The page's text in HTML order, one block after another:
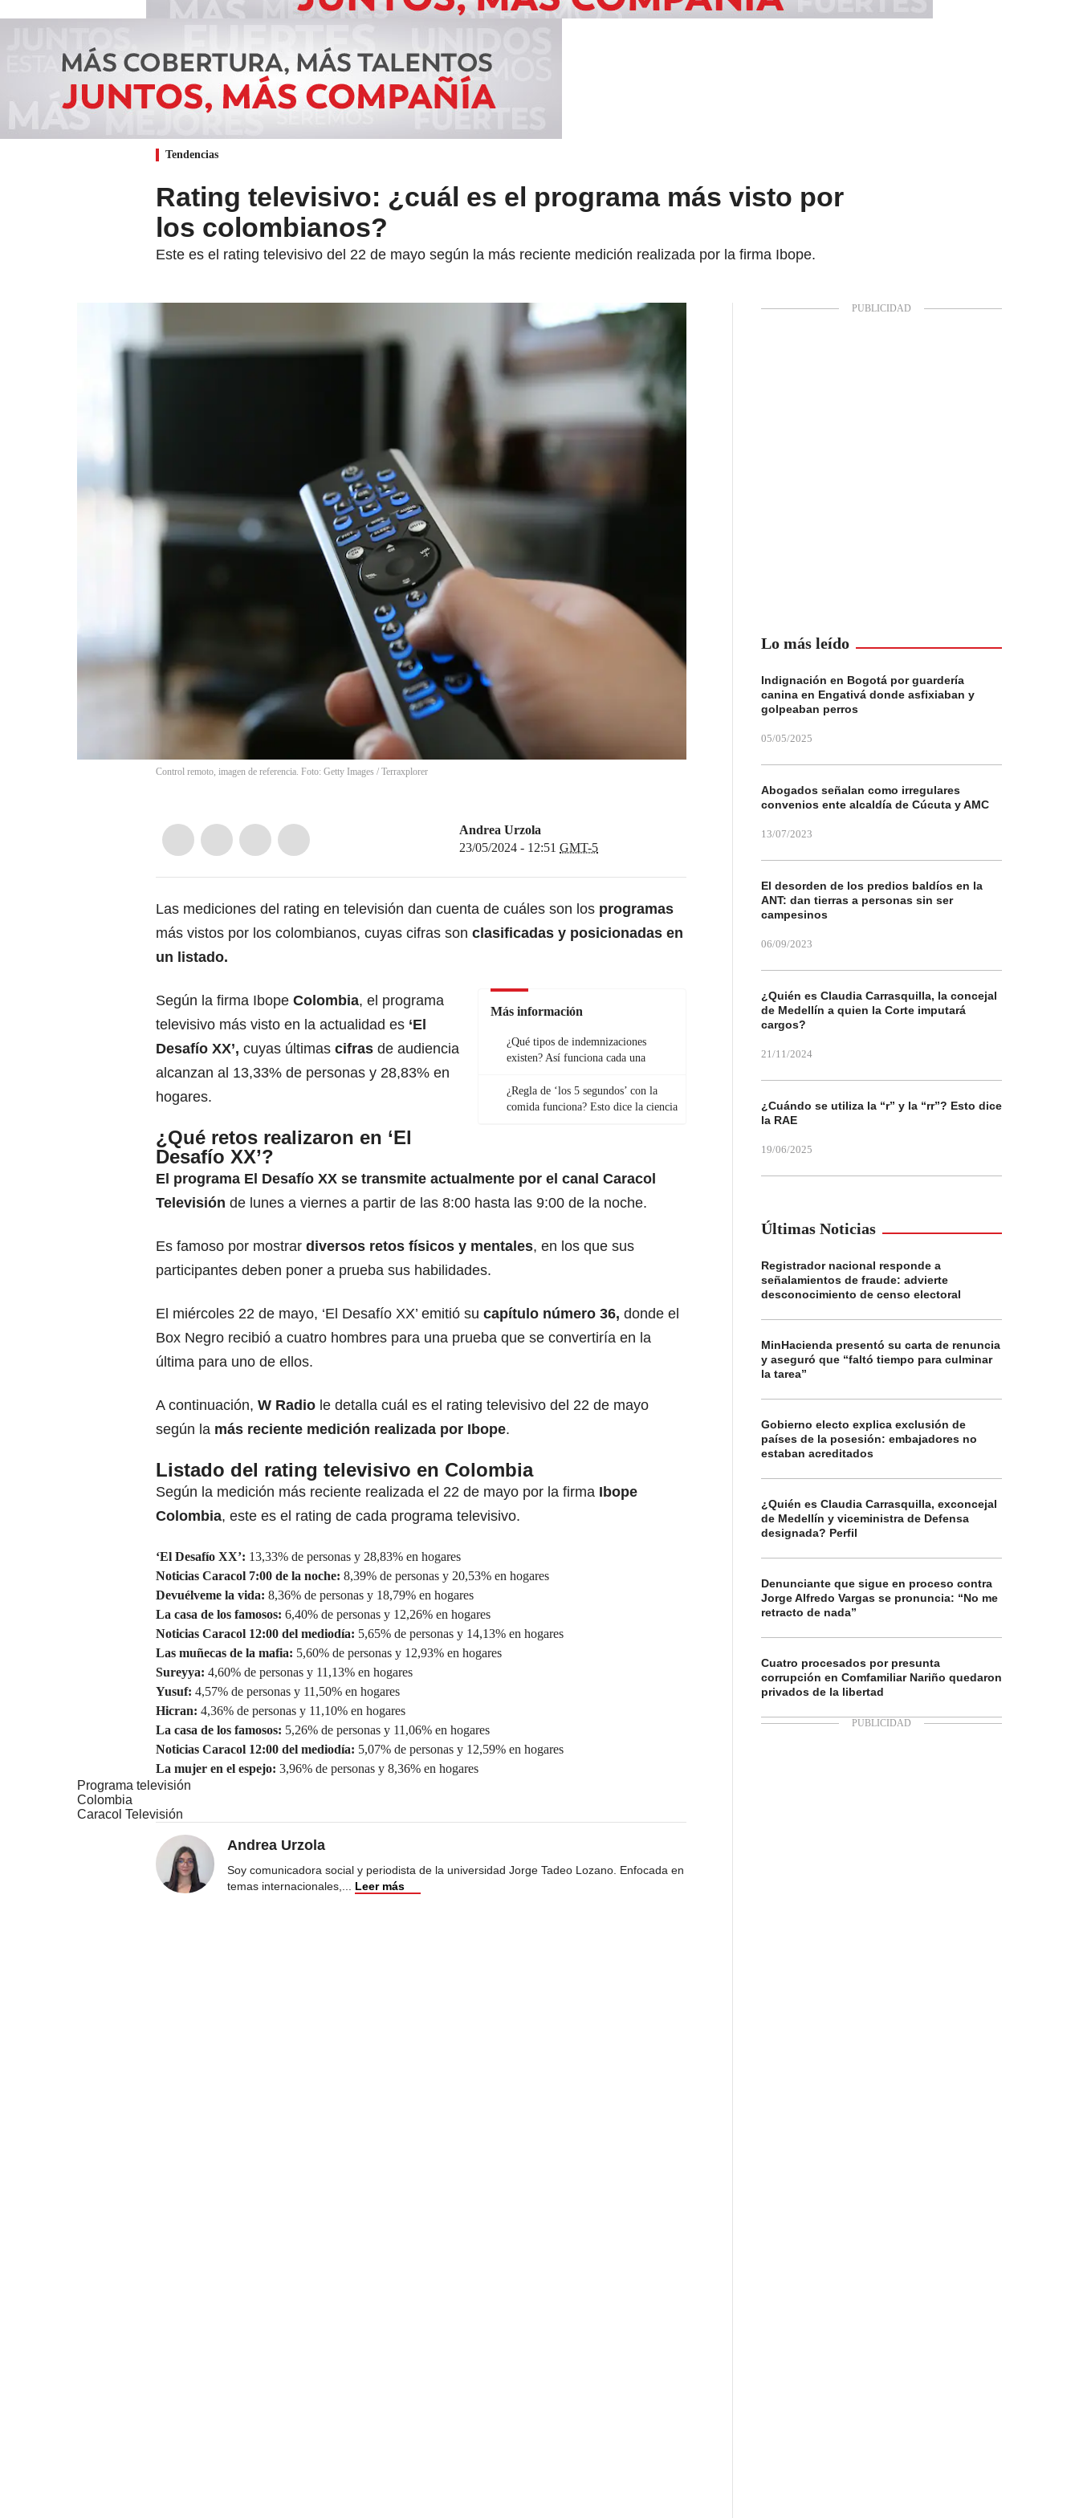
Tendencias
Rating televisivo: ¿cuál es el programa más visto por
los colombianos?
Este es el rating televisivo del 22 de mayo según la más reciente medición realizada por la firma Ibope.
Control remoto, imagen de referencia. Foto: Getty Images / Terraxplorer
Andrea Urzola
23/05/2024 - 12:51 GMT-5
Las mediciones del rating en televisión dan cuenta de cuáles son los programas
más vistos por los colombianos, cuyas cifras son clasificadas y posicionadas en
un listado.
Más información
¿Qué tipos de indemnizaciones
existen? Así funciona cada una
¿Regla de ‘los 5 segundos’ con la
comida funciona? Esto dice la ciencia
Según la firma Ibope Colombia, el programa
televisivo más visto en la actualidad es ‘El
Desafío XX’, cuyas últimas cifras de audiencia
alcanzan al 13,33% de personas y 28,83% en
hogares.
¿Qué retos realizaron en ‘El
Desafío XX’?
El programa El Desafío XX se transmite actualmente por el canal Caracol
Televisión de lunes a viernes a partir de las 8:00 hasta las 9:00 de la noche.
Es famoso por mostrar diversos retos físicos y mentales, en los que sus
participantes deben poner a prueba sus habilidades.
El miércoles 22 de mayo, ‘El Desafío XX’ emitió su capítulo número 36, donde el
Box Negro recibió a cuatro hombres para una prueba que se convertiría en la
última para uno de ellos.
A continuación, W Radio le detalla cuál es el rating televisivo del 22 de mayo
según la más reciente medición realizada por Ibope.
Listado del rating televisivo en Colombia
Según la medición más reciente realizada el 22 de mayo por la firma Ibope
Colombia, este es el rating de cada programa televisivo.
‘El Desafío XX’: 13,33% de personas y 28,83% en hogares
Noticias Caracol 7:00 de la noche: 8,39% de personas y 20,53% en hogares
Devuélveme la vida: 8,36% de personas y 18,79% en hogares
La casa de los famosos: 6,40% de personas y 12,26% en hogares
Noticias Caracol 12:00 del mediodía: 5,65% de personas y 14,13% en hogares
Las muñecas de la mafia: 5,60% de personas y 12,93% en hogares
Sureyya: 4,60% de personas y 11,13% en hogares
Yusuf: 4,57% de personas y 11,50% en hogares
Hicran: 4,36% de personas y 11,10% en hogares
La casa de los famosos: 5,26% de personas y 11,06% en hogares
Noticias Caracol 12:00 del mediodía: 5,07% de personas y 12,59% en hogares
La mujer en el espejo: 3,96% de personas y 8,36% en hogares
Programa televisión
Colombia
Caracol Televisión
Andrea Urzola
Soy comunicadora social y periodista de la universidad Jorge Tadeo Lozano. Enfocada en
temas internacionales,... Leer más
Lo más leído
Indignación en Bogotá por guardería
canina en Engativá donde asfixiaban y
golpeaban perros
05/05/2025
Abogados señalan como irregulares
convenios ente alcaldía de Cúcuta y AMC
13/07/2023
El desorden de los predios baldíos en la
ANT: dan tierras a personas sin ser
campesinos
06/09/2023
¿Quién es Claudia Carrasquilla, la concejal
de Medellín a quien la Corte imputará
cargos?
21/11/2024
¿Cuándo se utiliza la “r” y la “rr”? Esto dice
la RAE
19/06/2025
Últimas Noticias
Registrador nacional responde a
señalamientos de fraude: advierte
desconocimiento de censo electoral
MinHacienda presentó su carta de renuncia
y aseguró que “faltó tiempo para culminar
la tarea”
Gobierno electo explica exclusión de
países de la posesión: embajadores no
estaban acreditados
¿Quién es Claudia Carrasquilla, exconcejal
de Medellín y viceministra de Defensa
designada? Perfil
Denunciante que sigue en proceso contra
Jorge Alfredo Vargas se pronuncia: “No me
retracto de nada”
Cuatro procesados por presunta
corrupción en Comfamiliar Nariño quedaron
privados de la libertad